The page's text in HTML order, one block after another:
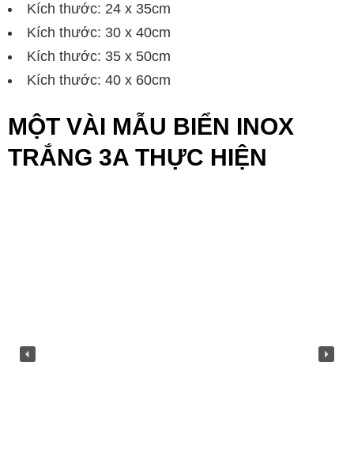
Kích thước: 24 x 35cm
Kích thước: 30 x 40cm
Kích thước: 35 x 50cm
Kích thước: 40 x 60cm
MỘT VÀI MẪU BIỂN INOX
TRẮNG 3A THỰC HIỆN